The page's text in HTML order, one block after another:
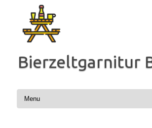
springen
Bierzeltgarnitur